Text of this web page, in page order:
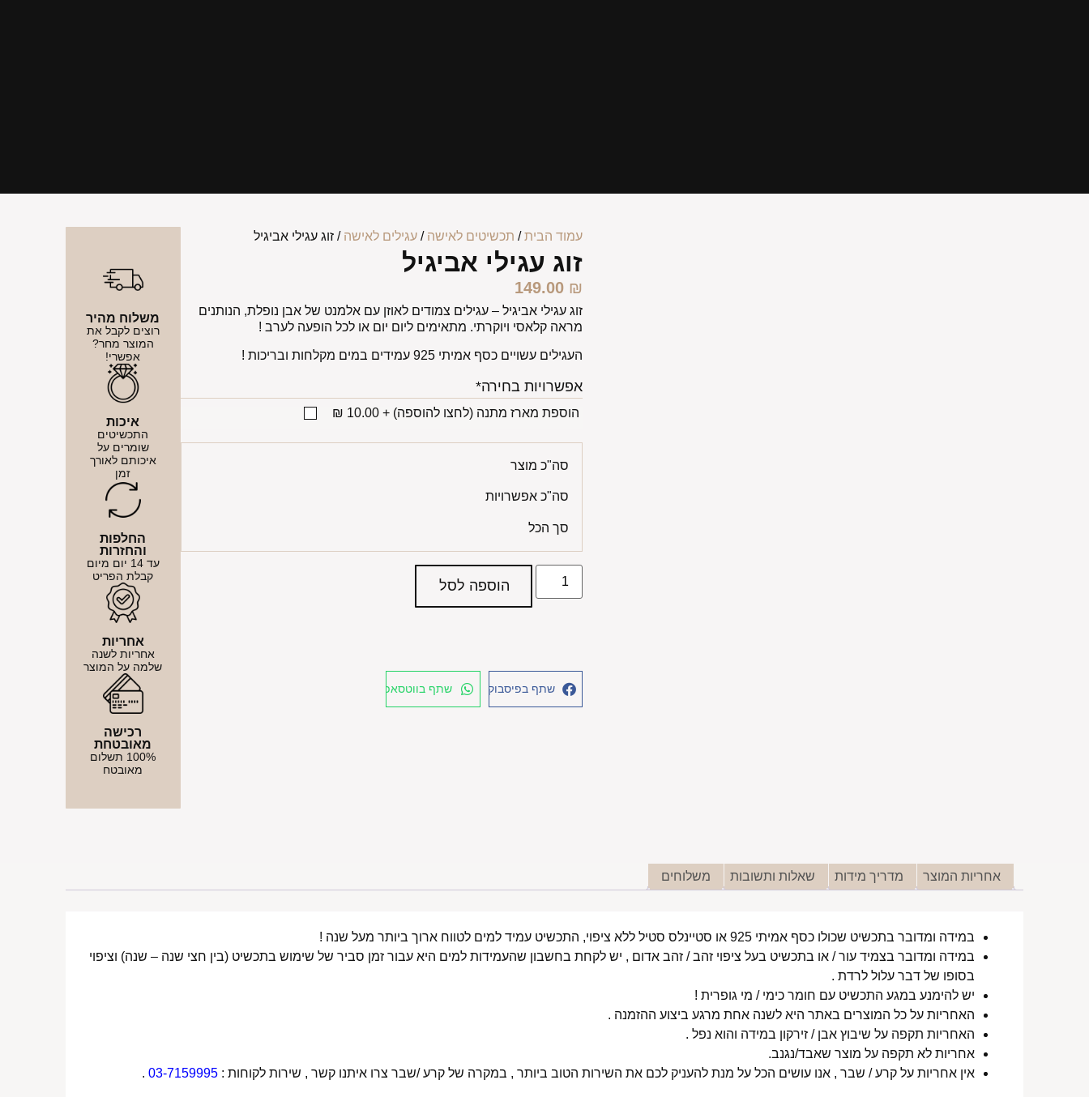
עמוד הבית/ תכשיטים לאישה / עגילים לאישה / זוג עגילי אביגיל
זוג עגילי אביגיל
149.00 ₪
זוג עגילי אביגיל – עגילים צמודים לאוזן עם אלמנט של אבן נופלת, הנותנים
מראה קלאסי ויוקרתי. מתאימים ליום יום או לכל הופעה לערב !
העגילים עשויים כסף אמיתי 925 עמידים במים מקלחות ובריכות !
אפשרויות בחירה*
הוספת מארז מתנה (לחצו להוספה) +
10.00 ₪
סה"כ מוצר
סה"כ אפשרויות
סך הכל
הוספה לסל
שתף בפיסבוק שתף בווטסאפ
משלוח מהיר
רוצים לקבל את
המוצר מחר?
אפשרי!
איכות
התכשיטים
שומרים על
איכותם לאורך
זמן
החלפות
והחזרות
עד 14 יום מיום
קבלת הפריט
אחריות
אחריות לשנה
שלמה על המוצר
רכישה
מאובטחת
100% תשלום
מאובטח
אחריות המוצר מדריך מידות שאלות ותשובות משלוחים
במידה ומדובר בתכשיט שכולו כסף אמיתי 925 או סטיינלס סטיל ללא ציפוי, התכשיט עמיד למים לטווח ארוך ביותר מעל שנה !
במידה ומדובר בצמיד עור / או בתכשיט בעל ציפוי זהב / זהב אדום , יש לקחת בחשבון שהעמידות למים היא עבור זמן סביר של שימוש בתכשיט (בין חצי שנה – שנה) וציפוי
בסופו של דבר עלול לרדת .
יש להימנע במגע התכשיט עם חומר כימי / מי גופרית !
האחריות על כל המוצרים באתר היא לשנה אחת מרגע ביצוע ההזמנה .
האחריות תקפה על שיבוץ אבן / זירקון במידה והוא נפל .
אחריות לא תקפה על מוצר שאבד/נגנב.
אין אחריות על קרע / שבר , אנו עושים הכל על מנת להעניק לכם את השירות הטוב ביותר , במקרה של קרע /שבר צרו איתנו קשר , שירות לקוחות : 03-7159995
.